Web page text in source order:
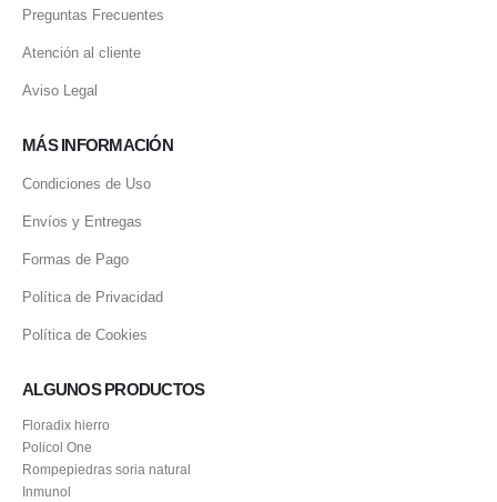
Preguntas Frecuentes
Atención al cliente
Aviso Legal
MÁS INFORMACIÓN
Condiciones de Uso
Envíos y Entregas
Formas de Pago
Política de Privacidad
Política de Cookies
ALGUNOS PRODUCTOS
Floradix hierro
Policol One
Rompepiedras soria natural
Inmunol